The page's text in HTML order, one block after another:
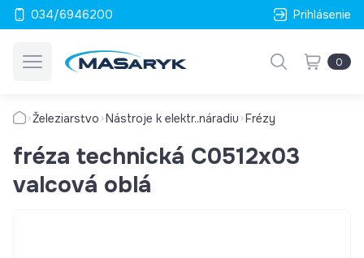
034/6946200 Prihlásenie
0
Železiarstvo Nástroje k elektr..náradiu Frézy
fréza technická C0512x03
valcová oblá